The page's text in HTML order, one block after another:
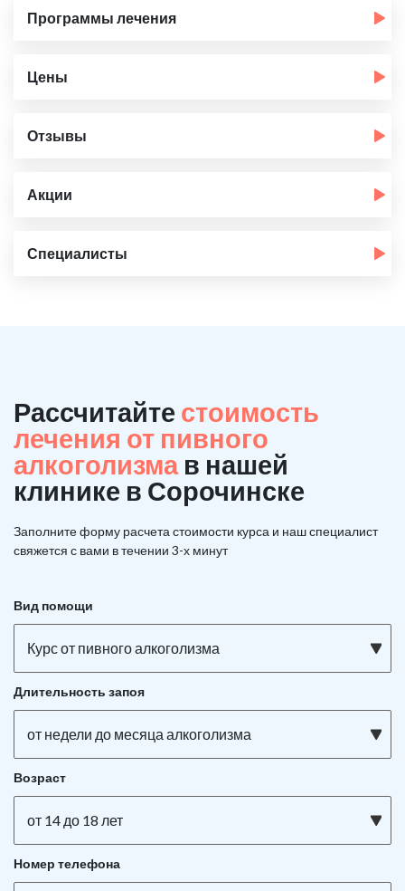
Программы лечения
Цены
Отзывы
Акции
Специалисты
Рассчитайте стоимость
лечения от пивного
алкоголизма в нашей
клинике в Сорочинске
Заполните форму расчета стоимости курса и наш специалист
свяжется с вами в течении 3-х минут
Вид помощи
Курс от пивного алкоголизма
Длительность запоя
от недели до месяца алкоголизма
Возраст
от 14 до 18 лет
Номер телефона